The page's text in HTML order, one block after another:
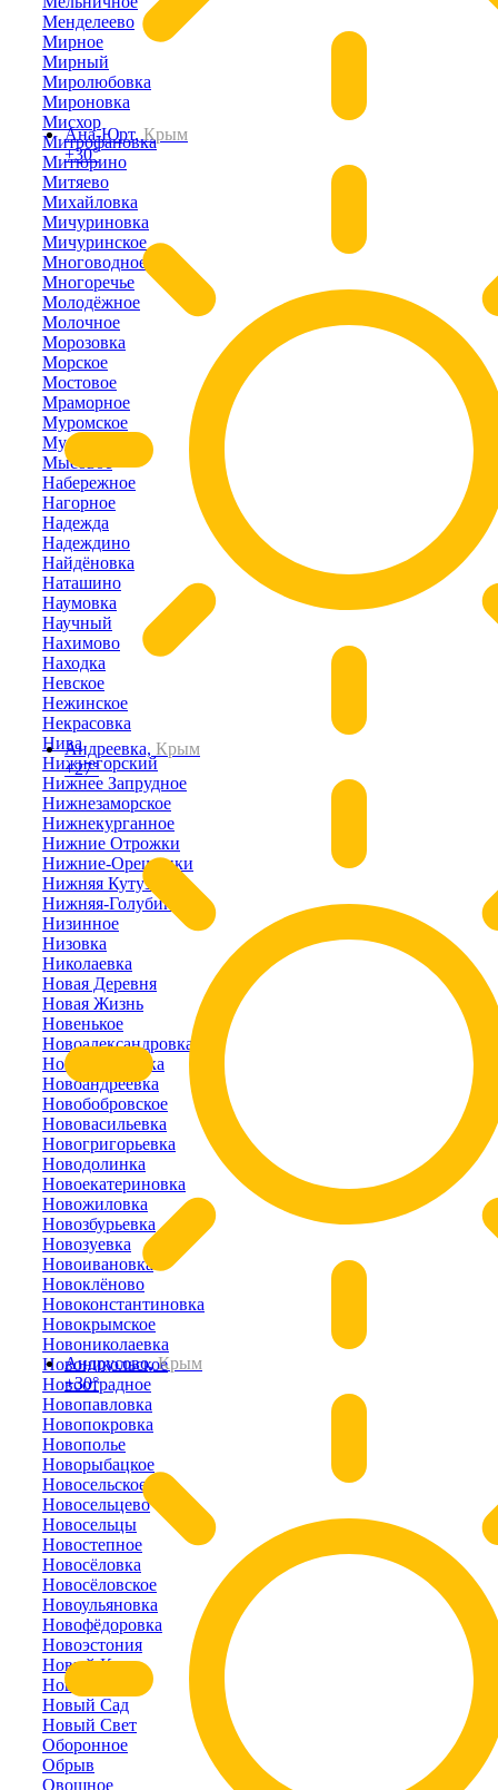
Ана-Юрт, Крым
+30°
Андреевка, Крым
+27°
Андрусово,Крым
+30°
Менделеево
Мирное
Мирный
Миролюбовка
Мироновка
Мисхор
Митрофановка
Митюрино
Митяево
Михайловка
Мичуриновка
Мичуринское
Многоводное
Многоречье
Молодёжное
Молочное
Морозовка
Морское
Мостовое
Мраморное
Муромское
Мускатное
Мысовое
Набережное
Нагорное
Надежда
Надеждино
Найдёновка
Наташино
Наумовка
Научный
Нахимово
Находка
Невское
Нежинское
Некрасовка
Нива
Нижнегорский
Нижнее Запрудное
Нижнезаморское
Нижнекурганное
Нижние Отрожки
Нижние-Орешники
Нижняя Кутузовка
Нижняя-Голубинка
Низинное
Низовка
Николаевка
Новая Деревня
Новая Жизнь
Новенькое
Новоалександровка
Новоалексеевка
Новоандреевка
Новобобровское
Нововасильевка
Новогригорьевка
Новодолинка
Новоекатериновка
Новожиловка
Новозбурьевка
Новозуевка
Новоивановка
Новоклёново
Новоконстантиновка
Новокрымское
Новониколаевка
Новоникольское
Новоотрадное
Новопавловка
Новопокровка
Новополье
Новорыбацкое
Новосельское
Новосельцево
Новосельцы
Новостепное
Новосёловка
Новосёловское
Новоульяновка
Новофёдоровка
Новоэстония
Новый Кояш
Новый Мир
Новый Сад
Новый Свет
Оборонное
Обрыв
Овощное